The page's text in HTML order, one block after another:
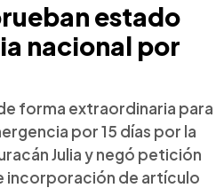
estado
nacional por
forma extraordinaria para
por 15 días por la
Julia y negó petición
incorporación de artículo